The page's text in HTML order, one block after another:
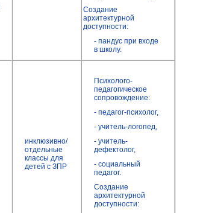
Создание
архитектурной
доступности:
- пандус при входе
в школу.
инклюзивно/
отдельные
классы для
детей с ЗПР
Психолого-
педагогическое
сопровождение:
- педагог-психолог,
- учитель-логопед,
- учитель-
дефектолог,
- социальный
педагог.
Создание
архитектурной
доступности: